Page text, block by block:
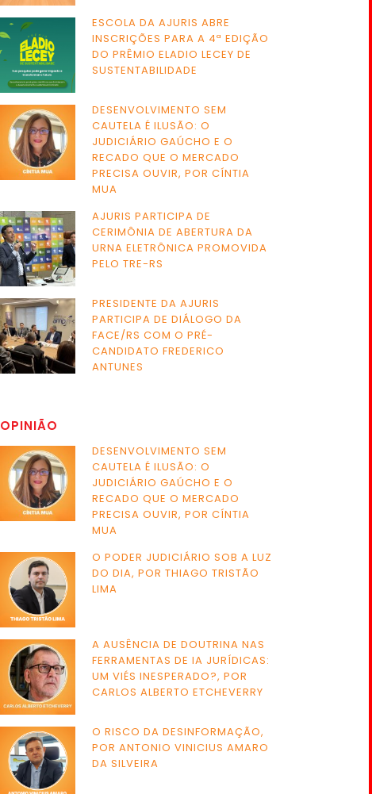
ESCOLA DA AJURIS ABRE
INSCRIÇÕES PARA A 4ª EDIÇÃO
DO PRÊMIO ELADIO LECEY DE
SUSTENTABILIDADE
DESENVOLVIMENTO SEM
CAUTELA É ILUSÃO: O
JUDICIÁRIO GAÚCHO E O
RECADO QUE O MERCADO
PRECISA OUVIR, POR CÍNTIA
MUA
AJURIS PARTICIPA DE
CERIMÔNIA DE ABERTURA DA
URNA ELETRÔNICA PROMOVIDA
PELO TRE-RS
PRESIDENTE DA AJURIS
PARTICIPA DE DIÁLOGO DA
FACE/RS COM O PRÉ-
CANDIDATO FREDERICO
ANTUNES
OPINIÃO
DESENVOLVIMENTO SEM
CAUTELA É ILUSÃO: O
JUDICIÁRIO GAÚCHO E O
RECADO QUE O MERCADO
PRECISA OUVIR, POR CÍNTIA
MUA
O PODER JUDICIÁRIO SOB A LUZ
DO DIA, POR THIAGO TRISTÃO
LIMA
A AUSÊNCIA DE DOUTRINA NAS
FERRAMENTAS DE IA JURÍDICAS:
UM VIÉS INESPERADO?, POR
CARLOS ALBERTO ETCHEVERRY
O RISCO DA DESINFORMAÇÃO,
POR ANTONIO VINICIUS AMARO
DA SILVEIRA